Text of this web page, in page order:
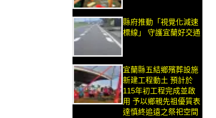
縣府推動「視覺化減速
標線」 守護宜蘭好交通
宜蘭縣五結鄉殯葬設施
新建工程動土 預計於
115年初工程完成並啟
用 予以鄉親先祖優質表
達慎終追遠之祭祀空間